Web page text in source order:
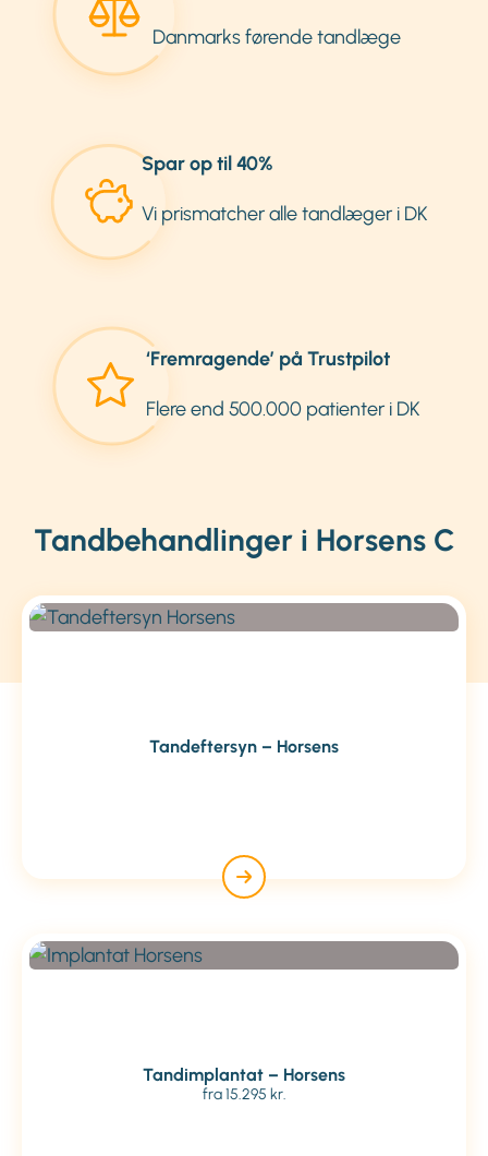
Danmarks førende tandlæge
Spar op til 40%
Vi prismatcher alle tandlæger i DK
‘Fremragende’ på Trustpilot
Flere end 500.000 patienter i DK
Tandbehandlinger i Horsens C
Tandeftersyn – Horsens
Tandimplantat – Horsens
fra 15.295 kr.